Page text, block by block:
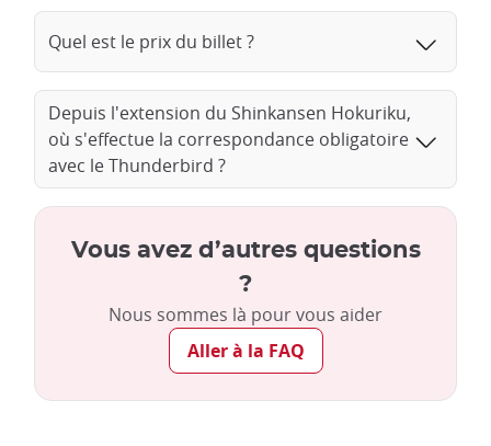
Quel est le prix du billet ?
Depuis l'extension du Shinkansen Hokuriku,
où s'effectue la correspondance obligatoire
avec le Thunderbird ?
Vous avez d’autres questions
?
Nous sommes là pour vous aider
Aller à la FAQ